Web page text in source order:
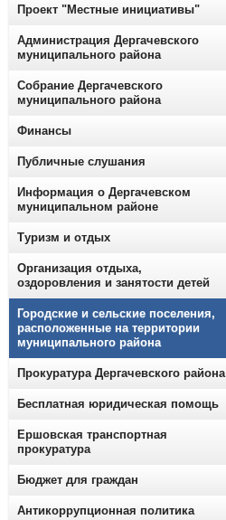
Проект "Местные инициативы"
Администрация Дергачевского
муниципального района
Собрание Дергачевского
муниципального района
Финансы
Публичные слушания
Информация о Дергачевском
муниципальном районе
Туризм и отдых
Организация отдыха,
оздоровления и занятости детей
Городские и сельские поселения,
расположенные на территории
муниципального района
Прокуратура Дергачевского района
Бесплатная юридическая помощь
Ершовская транспортная
прокуратура
Бюджет для граждан
Антикоррупционная политика